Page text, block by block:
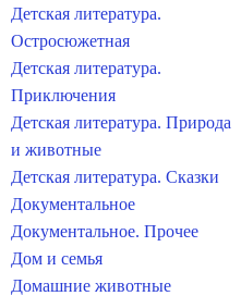
Детская литература.
Остросюжетная
Детская литература.
Приключения
Детская литература. Природа
и животные
Детская литература. Сказки
Документальное
Документальное. Прочее
Дом и семья
Домашние животные